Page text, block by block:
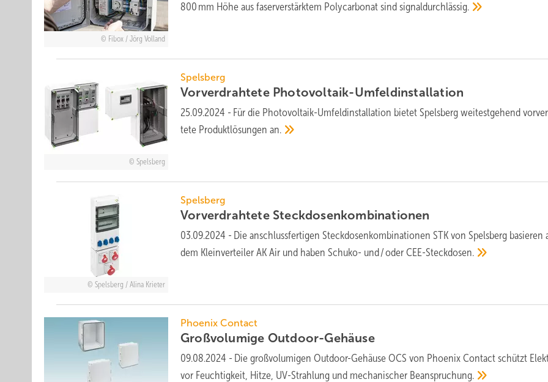
Fibox / Jörg Volland
800 mm Höhe aus faser­ver­stärk­tem Poly­car­bo­nat sindsignal­durch­lässig.
Spelsberg
Spelsberg
Vorverdrahtete Photovoltaik-Umfeldinstallation
25.09.2024 - Für die Photovoltaik-Umfeld­installation bietet Spelsberg weitest­gehend
tete Produkt­lö­sun­genan.
Spelsberg / Alina Krieter
Spelsberg
Vorverdrahtete Steckdosenkombinationen
03.09.2024 - Die anschluss­fer­ti­gen Steck­dosen­kom­bi­na­ti­o­nen STK von Spelsberg ba­sieren
dem Klein­ver­tei­ler AK Air und ha­ben Schuko- und / oderCEE-Steck­dosen.
Phoenix Contact
Großvolumige Outdoor-Gehäuse
09.08.2024 - Die großvolumigen Outdoor-Gehäuse OCS von Phoenix Contact schützt
vor Feuch­tig­keit, Hitze, UV-Strah­lung und me­cha­ni­scher Be­an­spruchung.